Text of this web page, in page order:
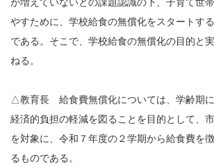
が増えていないとの課題認識の下、子育て世
やすために、学校給食の無償化をスタートす
である。そこで、学校給食の無償化の目的と
ねる。
△教育長 給食費無償化については、学齢期
経済的負担の軽減を図ることを目的として、
を対象に、令和７年度の２学期から給食費を
るものである。